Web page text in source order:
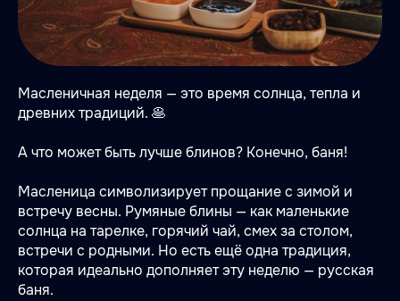
Масленичная неделя — это время солнца, тепла и
древних традиций. 🥞
А что может быть лучше блинов? Конечно, баня!
Масленица символизирует прощание с зимой и
встречу весны. Румяные блины — как маленькие
солнца на тарелке, горячий чай, смех за столом,
встречи с родными. Но есть ещё одна традиция,
которая идеально дополняет эту неделю — русская
баня.